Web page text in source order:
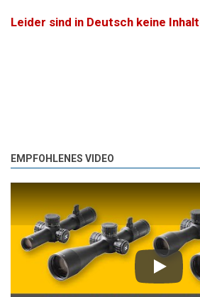
Leider sind in Deutsch keine
EMPFOHLENES VIDEO
Play